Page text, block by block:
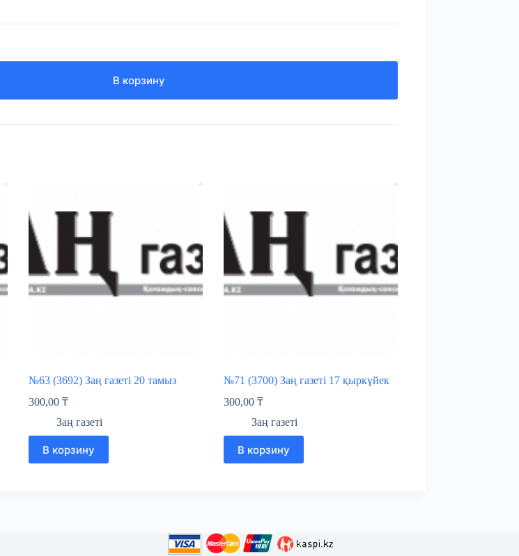
В корзину
№63 (3692) Заң газеті 20 тамыз
300,00 ₸
Заң газеті
В корзину
№71 (3700) Заң газеті 17 қыркүйек
300,00 ₸
Заң газеті
В корзину